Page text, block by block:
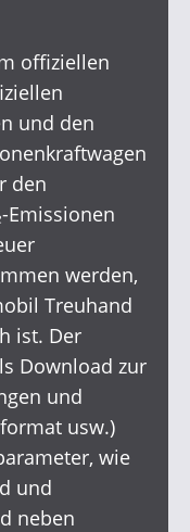
offiziellen
und den
den
Emissionen
werden,
Treuhand
ist. Der
Download zur
und
usw.)
wie
und
neben